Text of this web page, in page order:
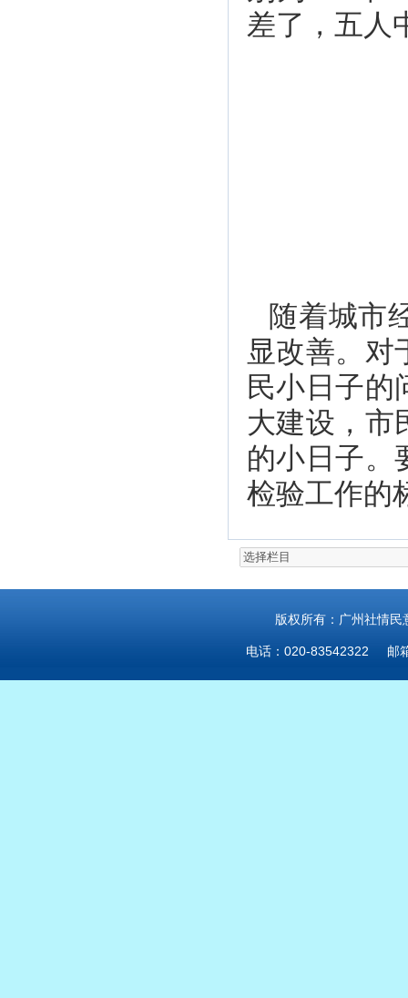
差了，五人
随着城市
显改善。对
民小日子的
大建设，市
的小日子。
检验工作的
版权所有：广州社情民
电话：020-83542322 邮